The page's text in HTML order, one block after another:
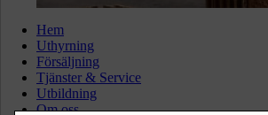
Hem
Uthyrning
Försäljning
Tjänster & Service
Utbildning
Om oss